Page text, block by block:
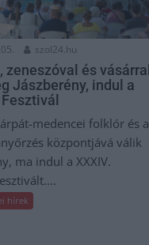
szol24.hu
zeneszóval és vásárral
Jászberény, indul a
medencei folklór és a
központjává válik
ma indul a XXXIV.
hírek